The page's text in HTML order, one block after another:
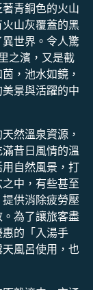
青銅色的火山
山灰覆蓋的黑
世界。令人驚
之濱，又是截
，池水如鏡，
景與活躍的中
然溫泉資源，
昔日風情的溫
自然風景，打
中，有些甚至
供消除疲勞壓
為了讓旅客盡
的「入湯手
風呂使用，也